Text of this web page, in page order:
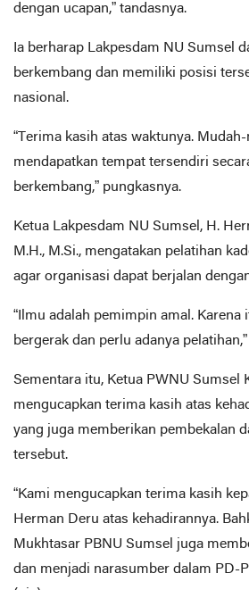
dengan ucapan,” tandasnya.
Ia berharap Lakpesdam NU Sumsel
berkembang dan memiliki posisi
nasional.
“Terima kasih atas waktunya.
mendapatkan tempat tersendiri
berkembang,” pungkasnya.
Ketua Lakpesdam NU Sumsel, H.
M.H., M.Si., mengatakan pelatihan
agar organisasi dapat berjalan
“Ilmu adalah pemimpin amal. Karena
bergerak dan perlu adanya
Sementara itu, Ketua PWNU Sumsel
mengucapkan terima kasih atas
yang juga memberikan pembekalan
tersebut.
“Kami mengucapkan terima kasih
Herman Deru atas kehadirannya.
Mukhtasar PBNU Sumsel juga
dan menjadi narasumber dalam PD-